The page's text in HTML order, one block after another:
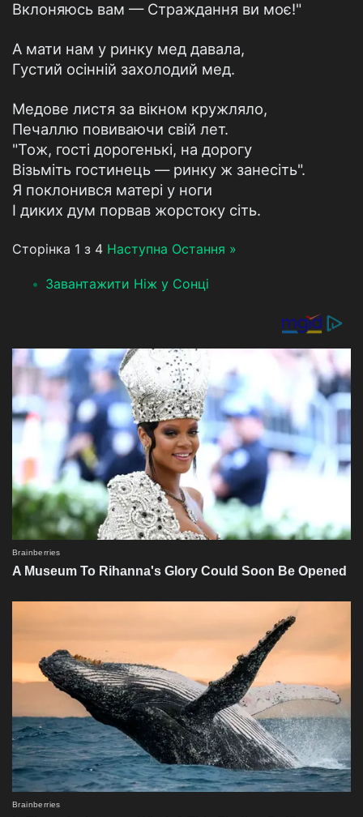
Вклоняюсь вам — Страждання ви моє!"
А мати нам у ринку мед давала,
Густий осінній захолодий мед.
Медове листя за вікном кружляло,
Печаллю повиваючи свій лет.
"Тож, гості дорогенькі, на дорогу
Візьміть гостинець — ринку ж занесіть".
Я поклонився матері у ноги
І диких дум порвав жорстоку сіть.
Сторінка 1 з 4 Наступна Остання »
Завантажити Ніж у Сонці